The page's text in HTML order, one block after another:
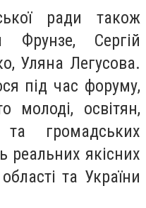
ради також
Фрунзе, Сергій
Уляна Легусова.
під час форуму,
молоді, освітян,
та громадських
реальних якісних
та України